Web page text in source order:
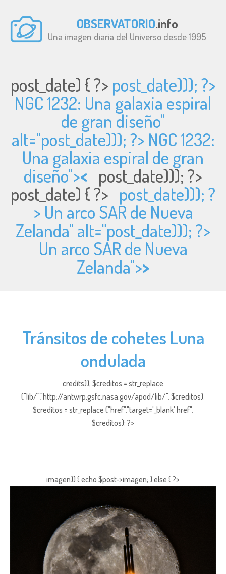
OBSERVATORIO.info
Una imagen diaria del Universo desde 1995
post_date) { ?> post_date))); ?>
NGC 1232: Una galaxia espiral
de gran diseño"
alt="post_date))); ?> NGC 1232:
Una galaxia espiral de gran
diseño">< post_date))); ?>
post_date) { ?> post_date))); ?
> Un arco SAR de Nueva
Zelanda" alt="post_date))); ?>
Un arco SAR de Nueva
Zelanda">>
Tránsitos de cohetes Luna
ondulada
credits)); $creditos = str_replace
("lib/","http://antwrp.gsfc.nasa.gov/apod/lib/", $creditos);
$creditos = str_replace ("href","target='_blank' href",
$creditos); ?>
imagen)) { echo $post->imagen; } else { ?>